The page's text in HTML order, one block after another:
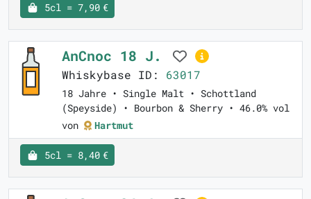
5cl = 7,90 €
AnCnoc 18 J.
Whiskybase ID: 63017
18 Jahre • Single Malt • Schottland
(Speyside) • Bourbon & Sherry • 46.0% vol
von
Hartmut
5cl = 8,40 €